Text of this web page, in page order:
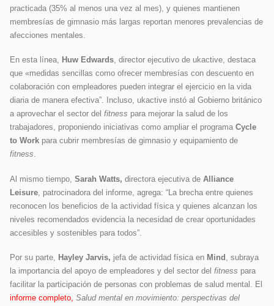
practicada (35% al menos una vez al mes), y quienes mantienen
membresías de gimnasio más largas reportan menores prevalencias de
afecciones mentales.
En esta línea, Huw Edwards, director ejecutivo de ukactive, destaca
que «medidas sencillas como ofrecer membresías con descuento en
colaboración con empleadores pueden integrar el ejercicio en la vida
diaria de manera efectiva”. Incluso, ukactive instó al Gobierno británico
a aprovechar el sector del fitness para mejorar la salud de los
trabajadores, proponiendo iniciativas como ampliar el programa Cycle
to Work para cubrir membresías de gimnasio y equipamiento de
fitness.
Al mismo tiempo, Sarah Watts, directora ejecutiva de Alliance
Leisure , patrocinadora del informe, agrega: “La brecha entre quienes
reconocen los beneficios de la actividad física y quienes alcanzan los
niveles recomendados evidencia la necesidad de crear oportunidades
accesibles y sostenibles para todos”.
Por su parte, Hayley Jarvis, jefa de actividad física en Mind , subraya
la importancia del apoyo de empleadores y del sector del fitness para
facilitar la participación de personas con problemas de salud mental. El
informe completo, Salud mental en movimiento: perspectivas del